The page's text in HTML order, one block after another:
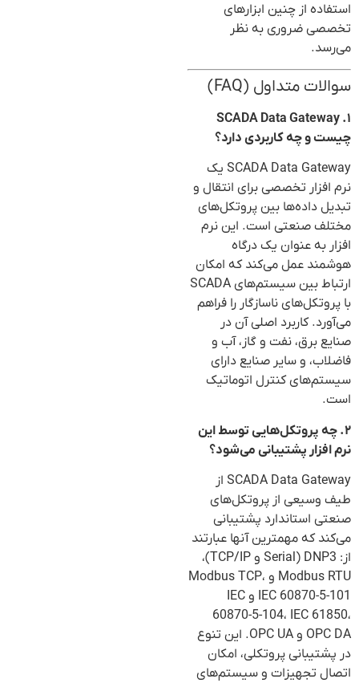
استفاده از چنین ابزارهای
تخصصی ضروری به نظر
می‌رسد.
سوالات متداول (FAQ)
۱. SCADA Data Gateway
چیست و چه کاربردی دارد؟
SCADA Data Gateway یک
نرم افزار تخصصی برای انتقال و
تبدیل داده‌ها بین پروتکل‌های
مختلف صنعتی است. این نرم
افزار به عنوان یک درگاه
هوشمند عمل می‌کند که امکان
ارتباط بین سیستم‌های SCADA
با پروتکل‌های ناسازگار را فراهم
می‌آورد. کاربرد اصلی آن در
صنایع برق، نفت و گاز، آب و
فاضلاب، و سایر صنایع دارای
سیستم‌های کنترل اتوماتیک
است.
۲. چه پروتکل‌هایی توسط این
نرم افزار پشتیبانی می‌شود؟
SCADA Data Gateway از
طیف وسیعی از پروتکل‌های
صنعتی استاندارد پشتیبانی
می‌کند که مهمترین آنها عبارتند
از: DNP3 (Serial و TCP/IP)،
Modbus RTU و Modbus TCP،
IEC 60870-5-101 و IEC
60870-5-104، IEC 61850،
OPC DA و OPC UA. این تنوع
در پشتیبانی پروتکلی، امکان
اتصال تجهیزات و سیستم‌های